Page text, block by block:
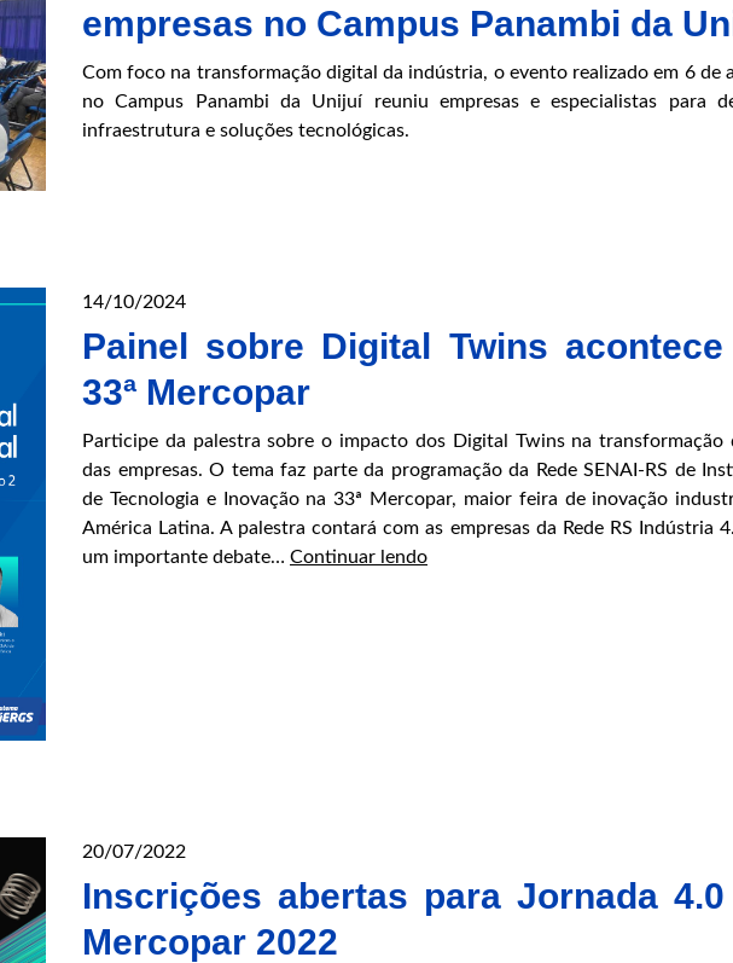
na
2025
com
digital
da
empresas no Campus Panambi da
Com foco na transformação digital da indústria, o evento realizado em 6 de
no Campus Panambi da Unijuí reuniu empresas e especialistas para
infraestrutura e soluções tecnológicas.
14/10/2024
Painel sobre Digital Twins
33ª Mercopar
Participe da palestra sobre o impacto dos Digital Twins na transformação
das empresas. O tema faz parte da programação da Rede SENAI-RS de
de Tecnologia e Inovação na 33ª Mercopar, maior feira de inovação
América Latina. A palestra contará com as empresas da Rede RS Indústria
um importante debate… Continuar lendoPainel
20/07/2022
Inscrições abertas para Jornada
Mercopar 2022